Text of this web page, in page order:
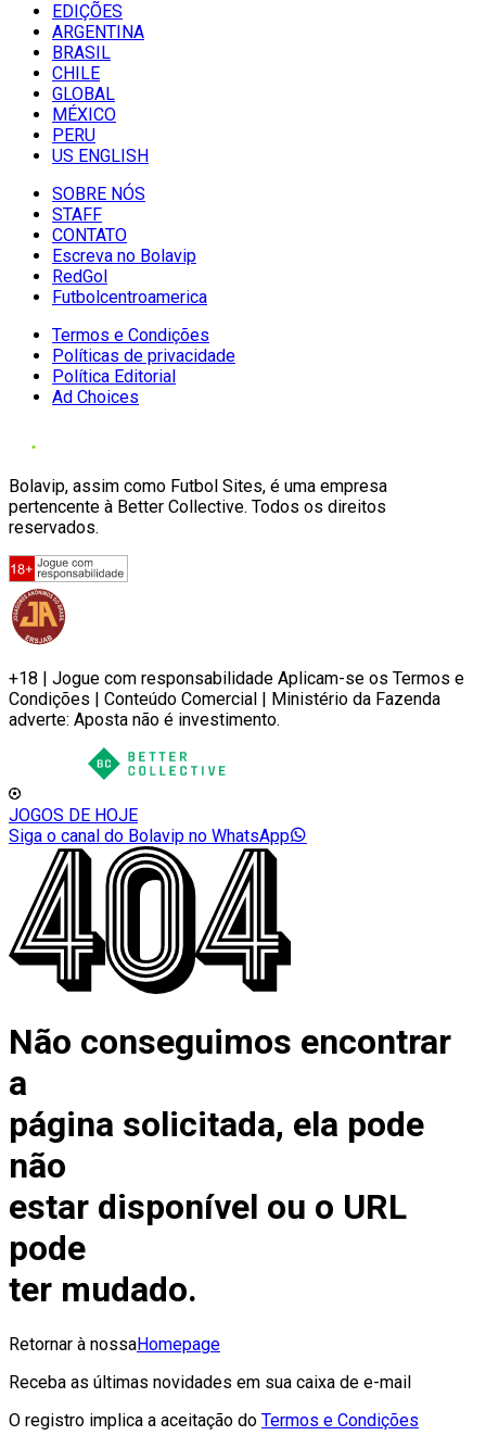
EDIÇÕES
ARGENTINA
BRASIL
CHILE
GLOBAL
MÉXICO
PERU
US ENGLISH
SOBRE NÓS
STAFF
CONTATO
Escreva no Bolavip
RedGol
Futbolcentroamerica
Termos e Condições
Políticas de privacidade
Política Editorial
Ad Choices
Bolavip, assim como Futbol Sites, é uma empresa
pertencente à Better Collective. Todos os direitos
reservados.
+18 | Jogue com responsabilidade Aplicam-se os Termos e
Condições | Conteúdo Comercial | Ministério da Fazenda
adverte: Aposta não é investimento.
JOGOS DE HOJE
Siga o canal do Bolavip no WhatsApp
Não conseguimos encontrar
a
página solicitada, ela pode
não
estar disponível ou o URL
pode
ter mudado.
Retornar à nossaHomepage
Receba as últimas novidades em sua caixa de e-mail
O registro implica a aceitação do Termos e Condições